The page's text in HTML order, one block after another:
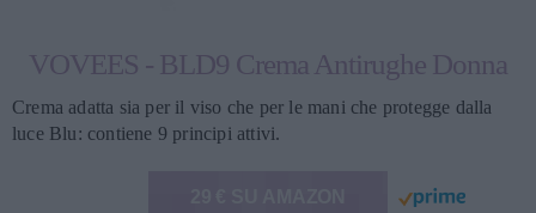
VOVEES - BLD9 Crema Antirughe Donna
Crema adatta sia per il viso che per le mani che protegge dalla
luce Blu: contiene 9 principi attivi.